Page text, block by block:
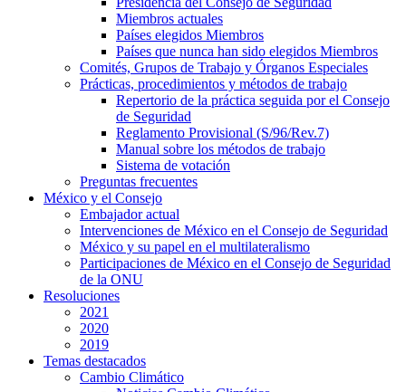
Miembros actuales
Países elegidos Miembros
Países que nunca han sido elegidos Miembros
Comités, Grupos de Trabajo y Órganos Especiales
Prácticas, procedimientos y métodos de trabajo
Repertorio de la práctica seguida por el Consejo
de Seguridad
Reglamento Provisional (S/96/Rev.7)
Manual sobre los métodos de trabajo
Sistema de votación
Preguntas frecuentes
México y el Consejo
Embajador actual
Intervenciones de México en el Consejo de Seguridad
México y su papel en el multilateralismo
Participaciones de México en el Consejo de Seguridad
de la ONU
Resoluciones
2021
2020
2019
Temas destacados
Cambio Climático